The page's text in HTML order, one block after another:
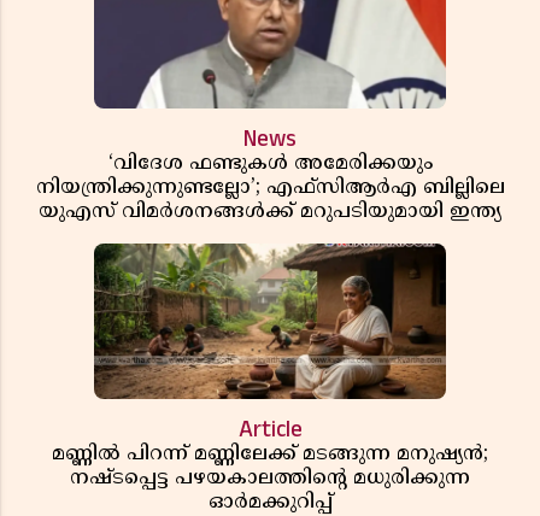
News
‘വിദേശ ഫണ്ടുകൾ അമേരിക്കയും
നിയന്ത്രിക്കുന്നുണ്ടല്ലോ’; എഫ്സിആർഎ ബില്ലിലെ
യുഎസ് വിമർശനങ്ങൾക്ക് മറുപടിയുമായി ഇന്ത്യ
Article
മണ്ണിൽ പിറന്ന് മണ്ണിലേക്ക് മടങ്ങുന്ന മനുഷ്യൻ;
നഷ്ടപ്പെട്ട പഴയകാലത്തിൻ്റെ മധുരിക്കുന്ന
ഓർമക്കുറിപ്പ്